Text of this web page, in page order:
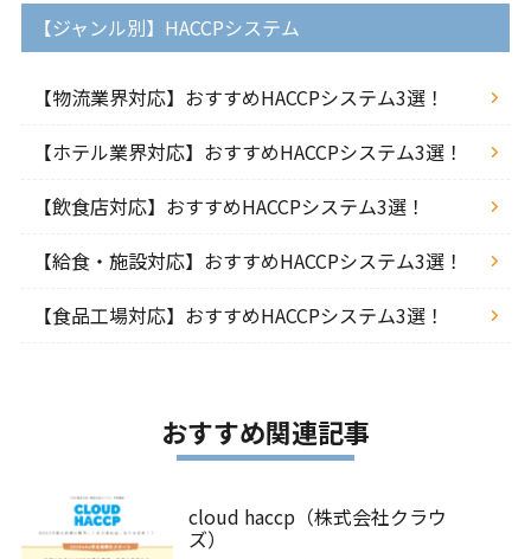
【ジャンル別】HACCPシステム
【物流業界対応】おすすめHACCPシステム3選！
【ホテル業界対応】おすすめHACCPシステム3選！
【飲食店対応】おすすめHACCPシステム3選！
【給食・施設対応】おすすめHACCPシステム3選！
【食品工場対応】おすすめHACCPシステム3選！
おすすめ関連記事
cloud haccp（株式会社クラウ
ズ）